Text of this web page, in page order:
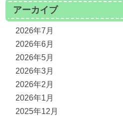
アーカイブ
2026年7月
2026年6月
2026年5月
2026年3月
2026年2月
2026年1月
2025年12月